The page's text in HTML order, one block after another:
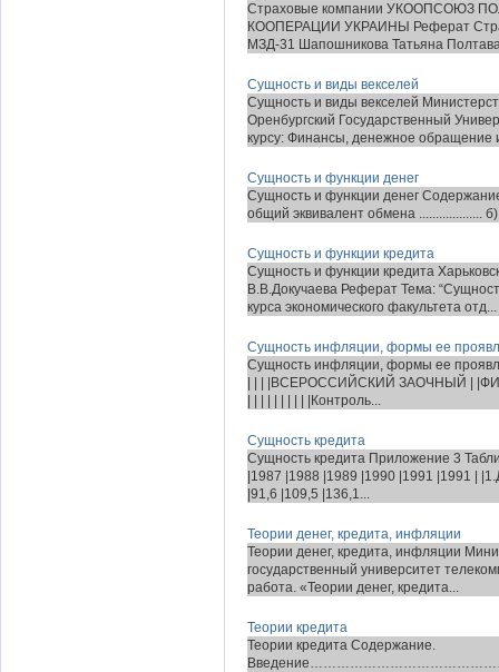
Страховые компании УКООПСОЮЗ
КООПЕРАЦИИ УКРАИНЫ Реферат
МЗД-31 Шапошникова Татьяна
Сущность и виды векселей
Сущность и виды векселей
Оренбургский Государственный
курсу: Финансы, денежное обращение
Сущность и функции денег
Сущность и функции денег
общий эквивалент обмена ...................
Сущность и функции кредита
Сущность и функции кредита
В.В.Докучаева Реферат Тема:
курса экономического факультета отд...
Сущность инфляции, формы ее
Сущность инфляции, формы ее
| | | |ВСЕРОССИЙСКИЙ ЗАОЧНЫЙ |
| | | | | | | | | |Контроль...
Сущность кредита
Сущность кредита Приложение 3
|1987 |1988 |1989 |1990 |1991 |1991 |
|91,6 |109,5 |136,1...
Теории денег, кредита, инфляции
Теории денег, кредита, инфляции
государственный университет
работа. «Теории денег, кредита...
Теории кредита
Теории кредита Содержание.